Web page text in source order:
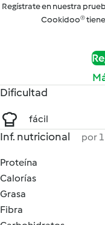
Regístrate en nuestra
Cookidoo®
Dificultad
fácil
Inf. nutricional por
Proteína
Calorías
Grasa
Fibra